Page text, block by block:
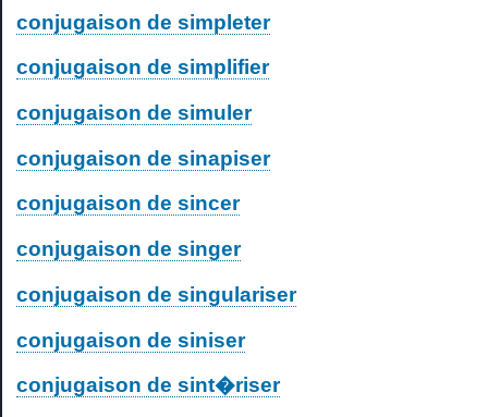
conjugaison de simpleter
conjugaison de simplifier
conjugaison de simuler
conjugaison de sinapiser
conjugaison de sincer
conjugaison de singer
conjugaison de singulariser
conjugaison de siniser
conjugaison de sint�riser